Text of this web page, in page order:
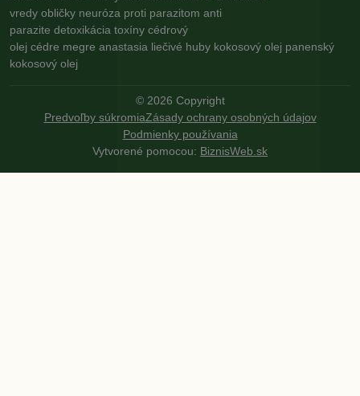
vredy obličky neuróza proti parazitom anti
parazite detoxikácia toxíny cédrový
olej cédre megre anastasia liečivé huby kokosový olej panenský
kokosový olej
© 2026 Copyright
Predvoľby súkromiaZásady ochrany osobných údajov
Podmienky používania
Vytvorené pomocou: BiznisWeb.sk